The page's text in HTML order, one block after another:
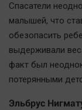
Афиша
Быстрый
Вирус чтения
Вкусное
Гороскоп
Спасатели
малышей, что
обезопасить
выдерживали
факт был
потерянными
Эльбрус